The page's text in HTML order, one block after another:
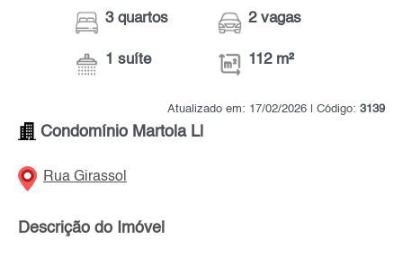
3 quartos
1 suíte
2 vagas
112 m²
Atualizado em: 17/02/2026 | Código: 3139
Condomínio Martola Ll
Rua Girassol
Descrição do Imóvel